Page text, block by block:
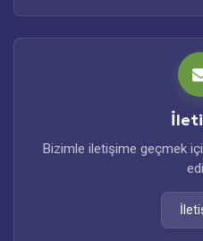
Bizimle iletişime geçmek